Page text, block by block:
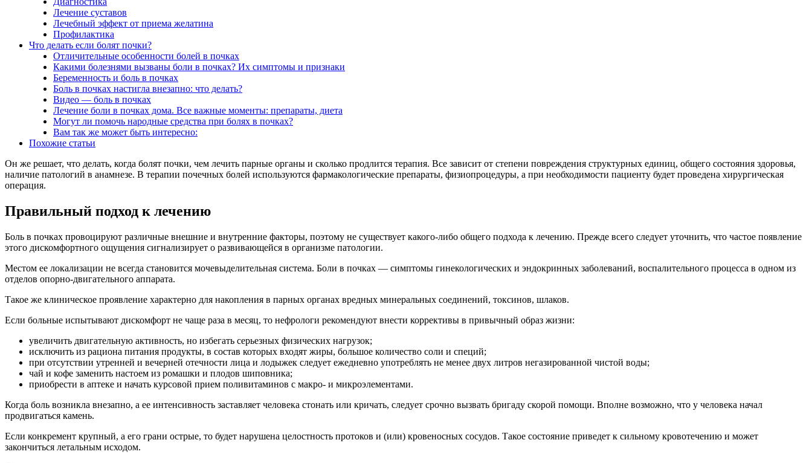
Лечение суставов
Лечебный эффект от приема желатина
Профилактика
Что делать если болят почки?
Отличительные особенности болей в почках
Какими болезнями вызваны боли в почках? Их симптомы и признаки
Беременность и боль в почках
Боль в почках настигла внезапно: что делать?
Видео — боль в почках
Лечение боли в почках дома. Все важные моменты: препараты, диета
Могут ли помочь народные средства при болях в почках?
Вам так же может быть интересно:
Похожие статьи
Он же решает, что делать, когда болят почки, чем лечить парные органы и сколько продлится терапия. Все зависит от степени повреждения структурных единиц, общего состояния здоровья,
наличие патологий в анамнезе. В терапии почечных болей используются фармакологические препараты, физиопроцедуры, а при необходимости пациенту будет проведена хирургическая
операция.
Правильный подход к лечению
Боль в почках провоцируют различные внешние и внутренние факторы, поэтому не существует какого-либо общего подхода к лечению. Прежде всего следует уточнить, что частое появление
этого дискомфортного ощущения сигнализирует о развивающейся в организме патологии.
Местом ее локализации не всегда становится мочевыделительная система. Боли в почках — симптомы гинекологических и эндокринных заболеваний, воспалительного процесса в одном из
отделов опорно-двигательного аппарата.
Такое же клиническое проявление характерно для накопления в парных органах вредных минеральных соединений, токсинов, шлаков.
Если больные испытывают дискомфорт не чаще раза в месяц, то нефрологи рекомендуют внести коррективы в привычный образ жизни:
увеличить двигательную активность, но избегать серьезных физических нагрузок;
исключить из рациона питания продукты, в состав которых входят жиры, большое количество соли и специй;
при отсутствии утренней и вечерней отечности лица и лодыжек следует ежедневно употреблять не менее двух литров негазированной чистой воды;
чай и кофе заменить настоем из ромашки и плодов шиповника;
приобрести в аптеке и начать курсовой прием поливитаминов с макро- и микроэлементами.
Когда боль возникла внезапно, а ее интенсивность заставляет человека стонать или кричать, следует срочно вызвать бригаду скорой помощи. Вполне возможно, что у человека начал
продвигаться камень.
Если конкремент крупный, а его грани острые, то будет нарушена целостность протоков и (или) кровеносных сосудов. Такое состояние приведет к сильному кровотечению и может
закончиться летальным исходом.